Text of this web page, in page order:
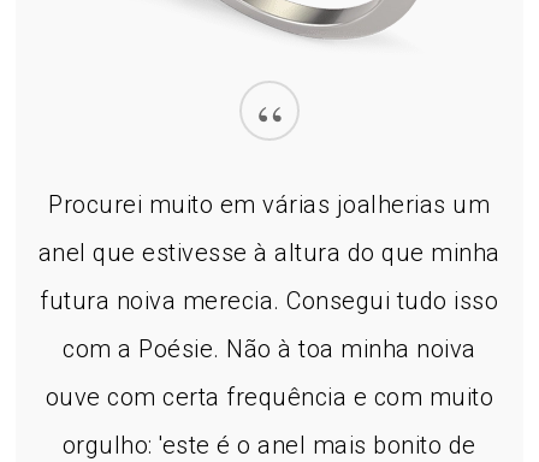
“
Procurei muito em várias joalherias um
anel que estivesse à altura do que minha
futura noiva merecia. Consegui tudo isso
com a Poésie. Não à toa minha noiva
ouve com certa frequência e com muito
orgulho: 'este é o anel mais bonito de